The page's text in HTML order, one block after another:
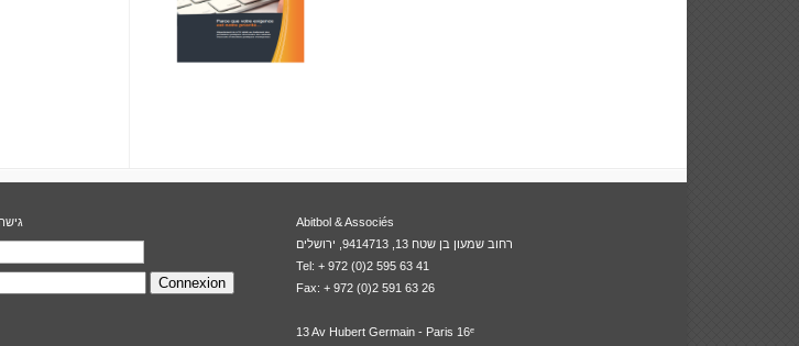
Abitbol & Associés
רחוב שמעון בן שטח 13, 9414713, ירושלים
Tel: + 972 (0)2 595 63 41
Fax: + 972 (0)2 591 63 26
13 Av Hubert Germain - Paris 16ᵉ